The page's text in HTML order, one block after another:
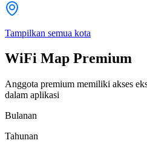
Tampilkan semua kota
WiFi Map Premium
Anggota premium memiliki akses
dalam aplikasi
Bulanan
Tahunan